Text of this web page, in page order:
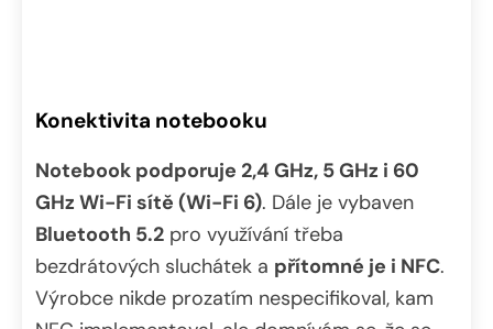
Konektivita notebooku
Notebook podporuje 2,4 GHz, 5 GHz i 60
GHz Wi-Fi sítě (Wi-Fi 6). Dále je vybaven
Bluetooth 5.2 pro využívání třeba
bezdrátových sluchátek a přítomné je i NFC.
Výrobce nikde prozatím nespecifikoval, kam